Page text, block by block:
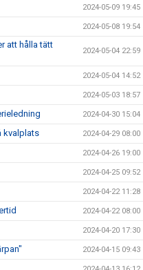
2024-05-09 19:45
2024-05-08 19:54
att hålla tätt
2024-05-04 22:59
2024-05-04 14:52
2024-05-03 18:57
2024-04-30 15:04
kvalplats 2024-04-29 08:00
2024-04-26 19:00
2024-04-25 09:52
2024-04-22 11:28
2024-04-22 08:00
2024-04-20 17:30
2024-04-15 09:43